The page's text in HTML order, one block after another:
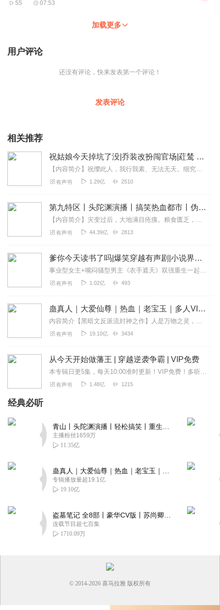
55 07:53
加载更多
用户评论
还没有评论，快来发表第一个评论！
发表评论
相关推荐
祝姑娘今天掉坑了没|乔装改扮闯官场|葒鸶 追马 貔貅肛|晋江强推古装大女主无CP
【内容简介】祝缨此人，我行我素、无法无天。细究起来，她少年时也只是个想过好小日子的小神棍罢了。生在一穷二白的神棍家，祝缨的开局是个hard模式。为了不让亲生女儿...
有声书 1.29亿 2510
第九特区丨头陀渊演播丨搞笑热血都市丨伪戒丨VIP免费多人有声剧
【内容简介】灾变过后，大地满目疮痍。粮食匮乏，资源紧俏，局势混乱……一位从待规划区杀出来的青年，背对着漫天黄沙，孤身来到九区谋生，却不曾想偶然结识三五好友，一念...
有声书 44.39亿 2813
爹你今天读书了吗|爆笑穿越有声剧|小说界德云社
事业型女主+嘴闷骚型男主《衣手遮天》双强重生一起手遮天下！点击收听呀...
有声书 1.02亿 493
蛊真人｜大爱仙尊｜热血｜老宝玉｜多人VIP免费有声剧
内容简介【黑暗文反派流封神之作】人是万物之灵，蛊是天地真精。一个穿越者不断重生的故事。一个养蛊、炼蛊、用蛊的奇特世界。配音组（男角色）老宝玉旁白...
有声书 19.10亿 3434
从今天开始做藩王 | 穿越逆袭争霸 | VIP免费
本专辑日更5集，每天10:00准时更新！VIP免费！多听多爆更！关键词：穿越开挂×权谋战争×发展碾压请点击订阅，即可第一时间获取更新提醒【上架福利】1...
有声书 1.48亿 1215
经典必听
主播粉丝1659万
11.35亿
专辑播放量超19.1亿
19.10亿
连载节目超七百集
1710.09万
© 2014-2026 喜马拉雅 版权所有